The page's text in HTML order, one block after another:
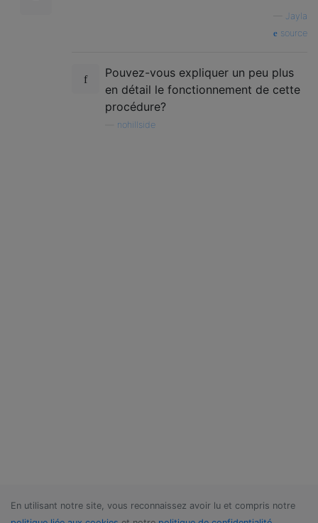
Jayla
source
Pouvez-vous expliquer un peu plus
en détail le fonctionnement de cette
procédure?
nohillside
En utilisant notre site, vous reconnaissez avoir lu et compris notre